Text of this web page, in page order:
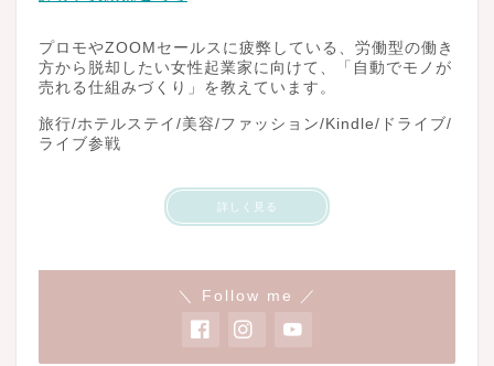
プロモやZOOMセールスに疲弊している、労働型の働き
方から脱却したい女性起業家に向けて、「自動でモノが
売れる仕組みづくり」を教えています。
旅行/ホテルステイ/美容/ファッション/Kindle/ドライブ/
ライブ参戦
詳しく見る
＼ Follow me ／